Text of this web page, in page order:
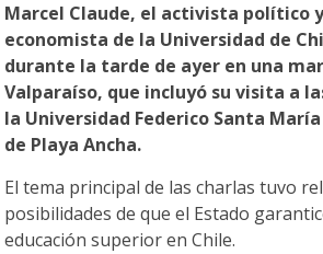
Marcel Claude, el activista político
economista de la Universidad de
durante la tarde de ayer en una
Valparaíso, que incluyó su visita a
la Universidad Federico Santa
de Playa Ancha.
El tema principal de las charlas tuvo
posibilidades de que el Estado
educación superior en Chile.